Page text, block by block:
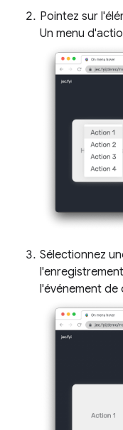
Pointez sur
Un menu
Sélectionnez
l'événement de